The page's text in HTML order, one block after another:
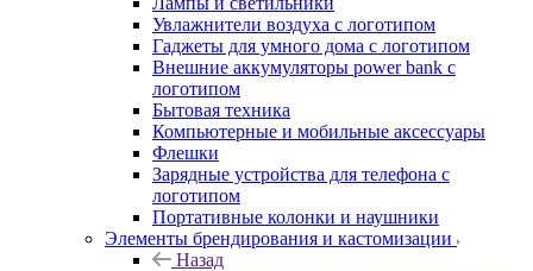
Увлажнители воздуха с логотипом
Гаджеты для умного дома с логотипом
Внешние аккумуляторы power bank с
логотипом
Бытовая техника
Компьютерные и мобильные аксессуары
Флешки
Зарядные устройства для телефона с
логотипом
Портативные колонки и наушники
Элементы брендирования и кастомизации
Назад